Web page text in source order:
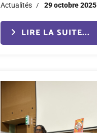
Actualités 29 octobre 2025
LIRE LA SUITE...